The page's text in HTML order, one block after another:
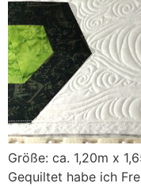
Größe: ca. 1,20m x
Gequiltet habe ich